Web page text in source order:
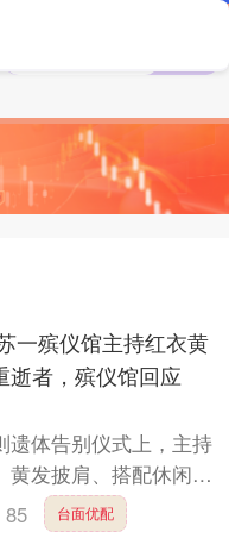
一殡仪馆主持红衣黄
逝者，殡仪馆回应
遗体告别仪式上，主持
黄发披肩、搭配休闲
，被网友怒斥对逝者
85 台面优配